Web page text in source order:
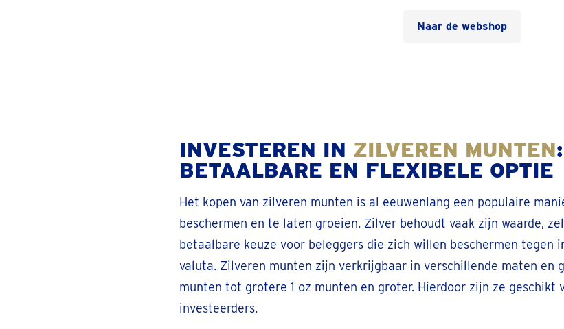
Naar de webshop
INVESTEREN IN ZILVEREN MUNTEN
BETAALBARE EN FLEXIBELE OPTIE
Het kopen van zilveren munten is al eeuwenlang een populaire
beschermen en te laten groeien. Zilver behoudt vaak zijn waarde,
betaalbare keuze voor beleggers die zich willen beschermen tegen
valuta. Zilveren munten zijn verkrijgbaar in verschillende maten en
munten tot grotere 1 oz munten en groter. Hierdoor zijn ze geschikt
investeerders.